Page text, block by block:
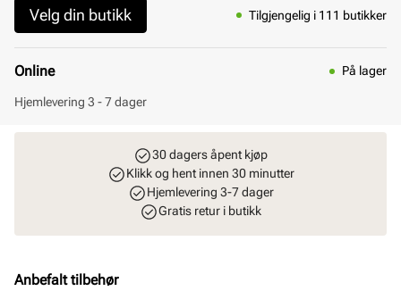
Velg din butikk Tilgjengelig i 111 butikker
Online På lager
Hjemlevering 3 - 7 dager
30 dagers åpent kjøp
Klikk og hent innen 30 minutter
Hjemlevering 3-7 dager
Gratis retur i butikk
Anbefalt tilbehør